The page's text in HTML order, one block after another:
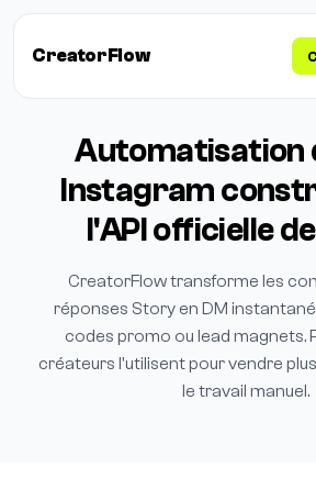
CreatorFlow
Automatisation
Instagram
l'API officielle
CreatorFlow transforme les
réponses Story en DM
codes promo ou lead magnets.
créateurs l'utilisent pour vendre
le travail manuel.